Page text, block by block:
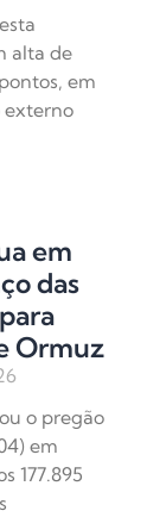
alta de
em
externo
em
das
Ormuz
o pregão
em
177.895